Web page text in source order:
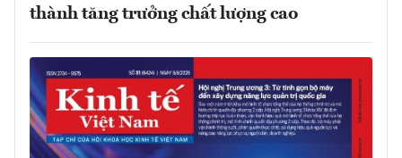
thành tăng trưởng chất lượng cao